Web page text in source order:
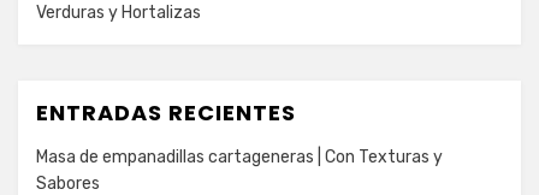
Verduras y Hortalizas
ENTRADAS RECIENTES
Masa de empanadillas cartageneras | Con Texturas y
Sabores